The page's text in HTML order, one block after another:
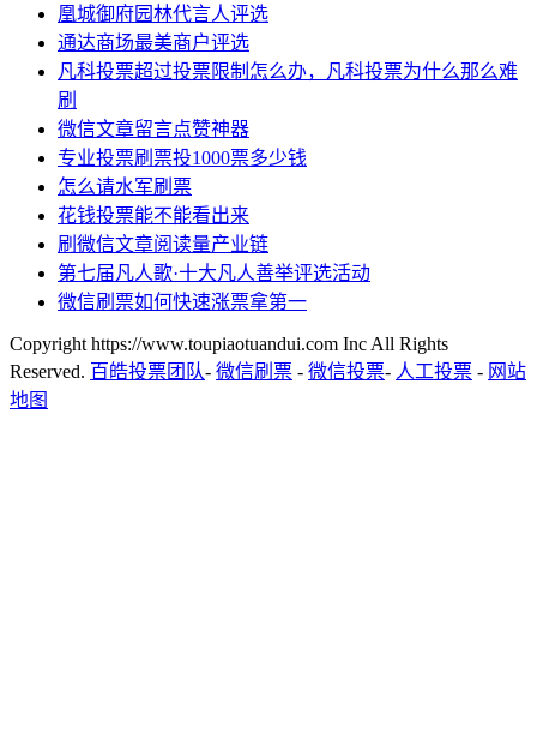
凰城御府园林代言人评选
通达商场最美商户评选
凡科投票超过投票限制怎么办，凡科投票为什么那么难
刷
微信文章留言点赞神器
专业投票刷票投1000票多少钱
怎么请水军刷票
花钱投票能不能看出来
刷微信文章阅读量产业链
第七届凡人歌·十大凡人善举评选活动
微信刷票如何快速涨票拿第一
Copyright https://www.toupiaotuandui.com Inc All Rights
Reserved. 百皓投票团队- 微信刷票 - 微信投票- 人工投票 - 网站
地图